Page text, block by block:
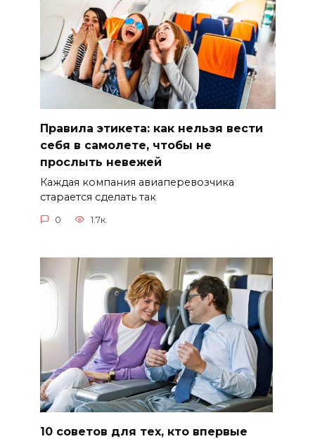
Правила этикета: как нельзя вести
себя в самолете, чтобы не
прослыть невежей
Каждая компания авиаперевозчика
старается сделать так
0 1.7к.
10 советов для тех, кто впервые